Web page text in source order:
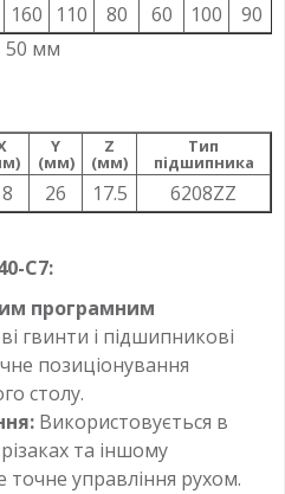
160 110 80 60 100
90
50 мм
Y
(мм)
Z
(мм)
Тип
підшипника
26 17.5 6208ZZ
C7:
програмним
гвинти і підшипникові
позиціонування
столу.
Використовується в
та іншому
точне управління рухом.